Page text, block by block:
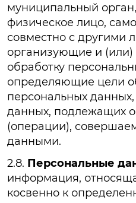
муниципальный
физическое лицо,
совместно с другими
организующие и
обработку
определяющие цели
персональных
данных, подлежащих
(операции),
данными.
2.8. Персональные
информация,
косвенно к